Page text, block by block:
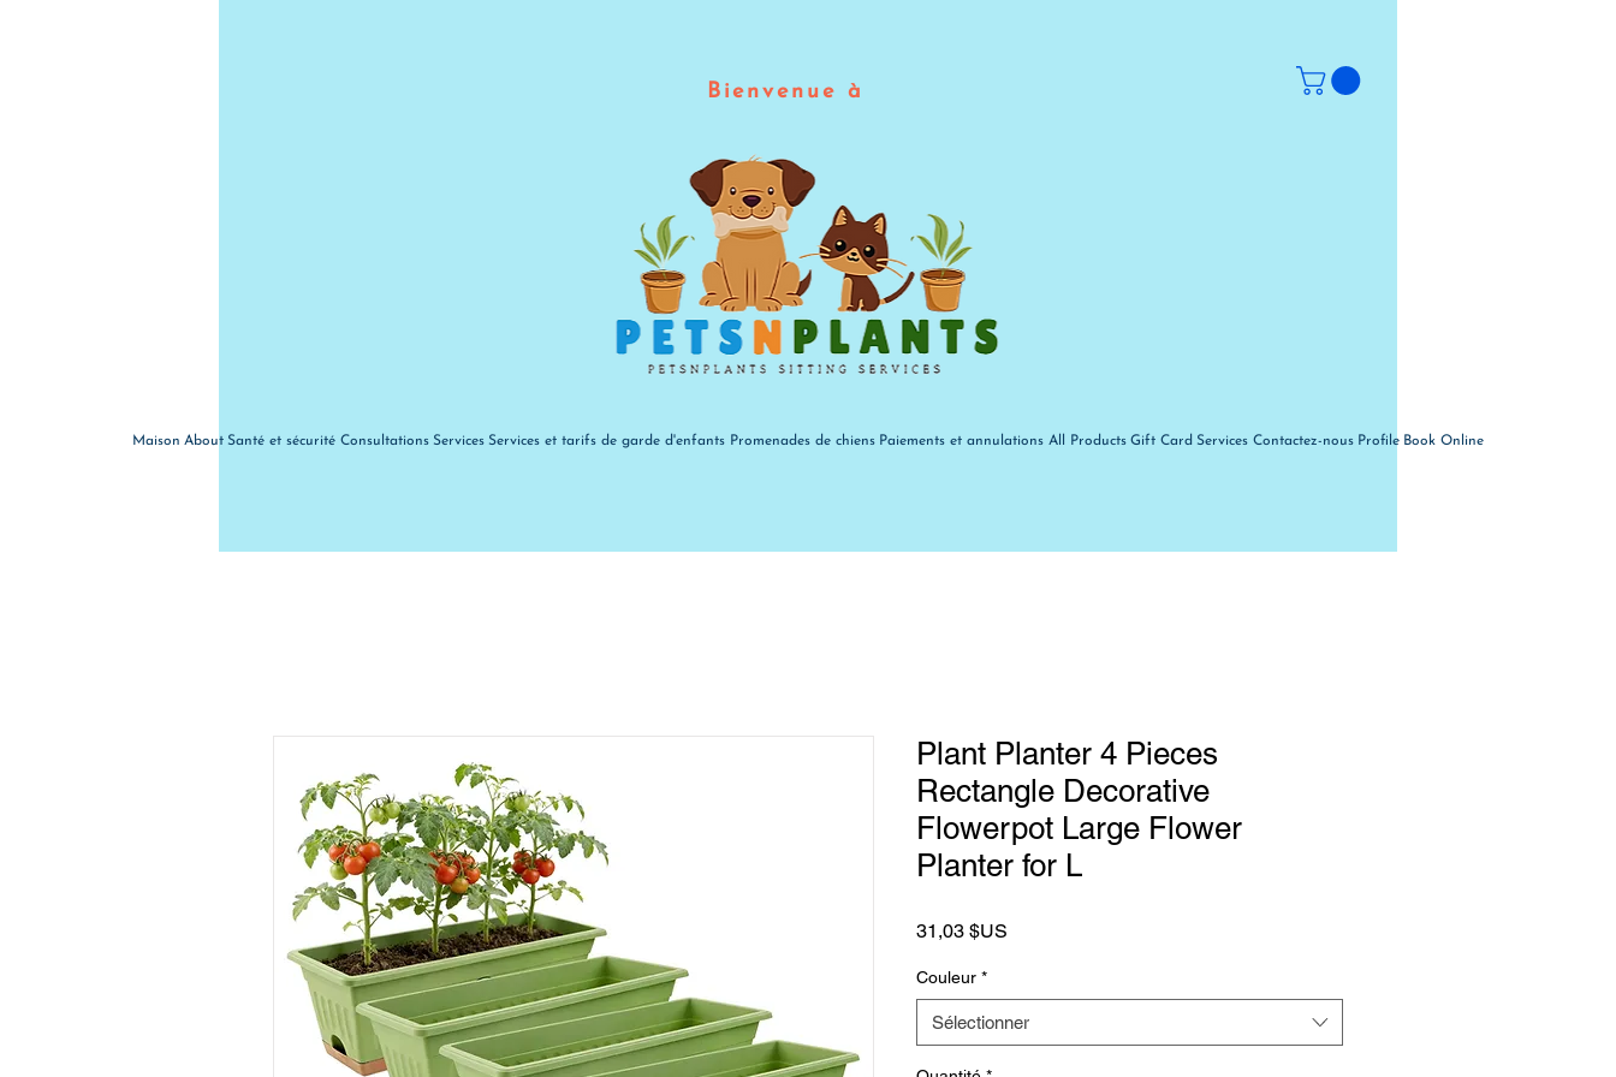
Bienvenue à
Maison About Santé et sécurité Consultations Services Services et tarifs de garde d'enfants Promenades de chiens Paiements et annulations All Products Gift Card Services Contactez-nous Profile Book Online
Plant Planter 4 Pieces
Rectangle Decorative
Flowerpot Large Flower
Planter for L
31,03 $US
Couleur *
Sélectionner